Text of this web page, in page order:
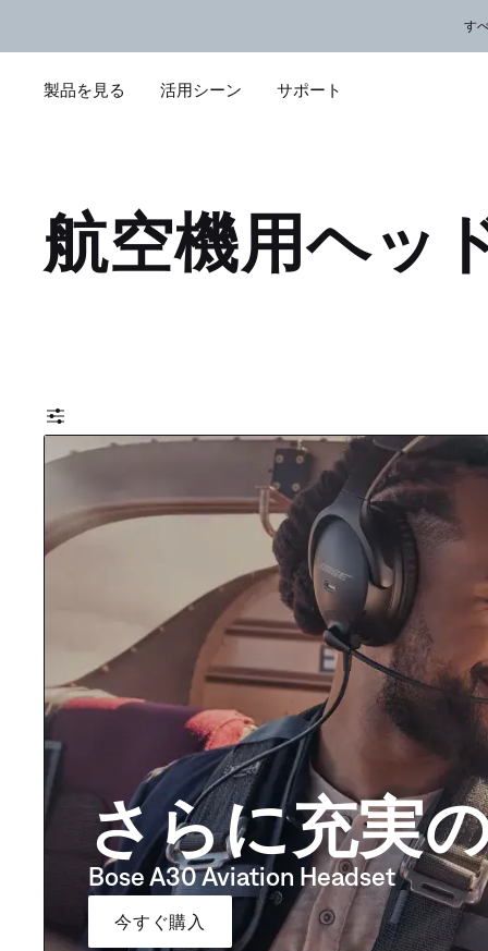
す
製品を見る 活用シーン サポート
航空機用ヘッ
さらに充実
Bose A30 Aviation Headset
今すぐ購入